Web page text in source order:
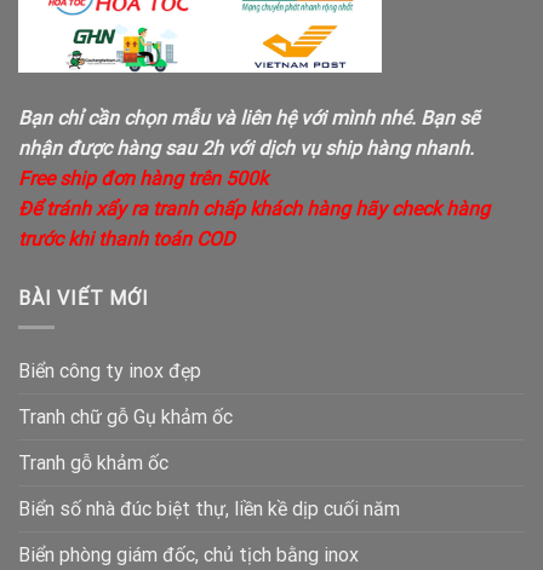
Bạn chỉ cần chọn mẫu và liên hệ với mình nhé. Bạn sẽ
nhận được hàng sau 2h với dịch vụ ship hàng nhanh.
Free ship đơn hàng trên 500k
Để tránh xẩy ra tranh chấp khách hàng hãy check hàng
trước khi thanh toán COD
BÀI VIẾT MỚI
Biển công ty inox đẹp
Tranh chữ gỗ Gụ khảm ốc
Tranh gỗ khảm ốc
Biển số nhà đúc biệt thự, liền kề dịp cuối năm
Biển phòng giám đốc, chủ tịch bằng inox